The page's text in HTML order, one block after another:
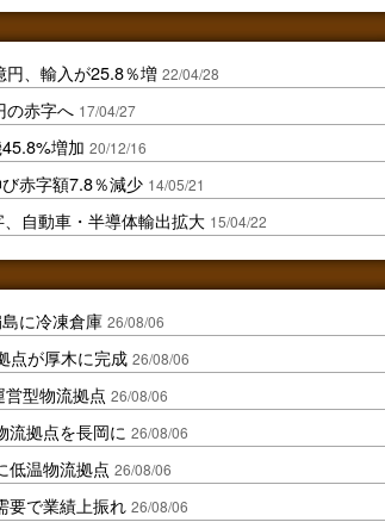
、輸入が25.8％増 22/04/28
の赤字へ 17/04/27
増加 20/12/16
赤字額7.8％減少 14/05/21
自動車・半導体輸出拡大 15/04/22
に冷凍倉庫 26/08/06
点が厚木に完成 26/08/06
型物流拠点 26/08/06
流拠点を長岡に 26/08/06
低温物流拠点 26/08/06
要で業績上振れ 26/08/06